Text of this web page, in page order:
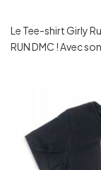
Le Tee-shirt Girly
RUN DMC ! Avec